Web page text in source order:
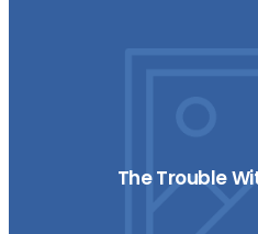
The Trouble